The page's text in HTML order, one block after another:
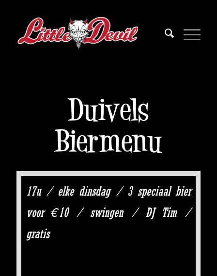
Duivels
Biermenu
17u / elke dinsdag / 3 speciaal bier
voor €10 / swingen / DJ Tim /
gratis